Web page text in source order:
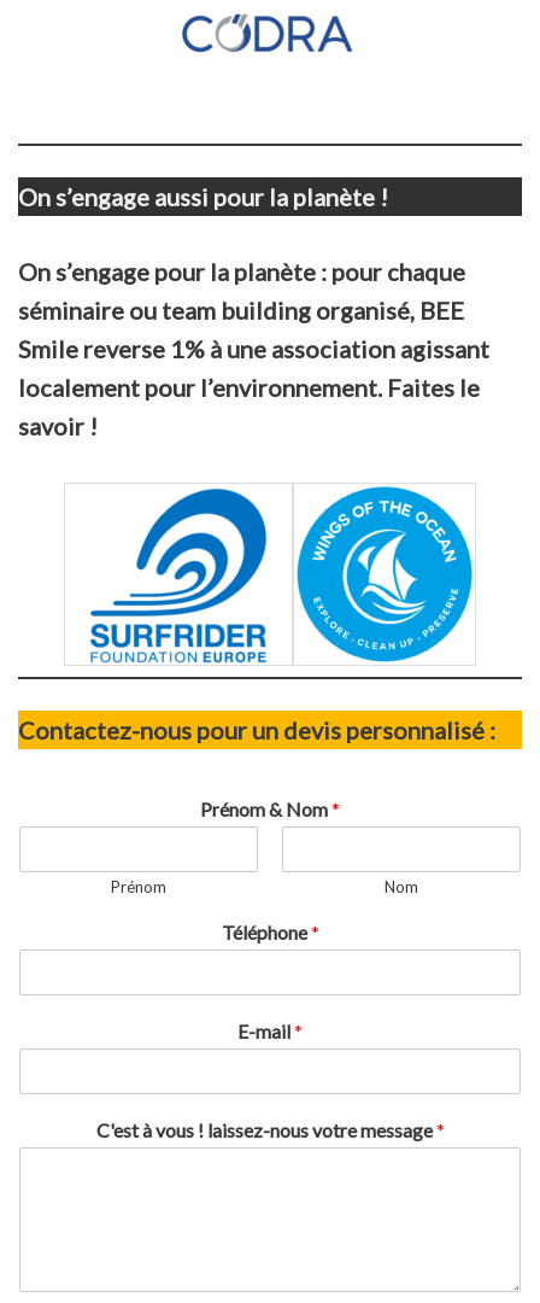
On s’engage aussi pour la planète !
On s’engage pour la planète : pour chaque
séminaire ou team building organisé, BEE
Smile reverse 1% à une association agissant
localement pour l’environnement. Faites le
savoir !
Contactez-nous pour un devis personnalisé :
Prénom & Nom*
Prénom Nom
Téléphone*
E-mail*
C'est à vous ! laissez-nous votre message*